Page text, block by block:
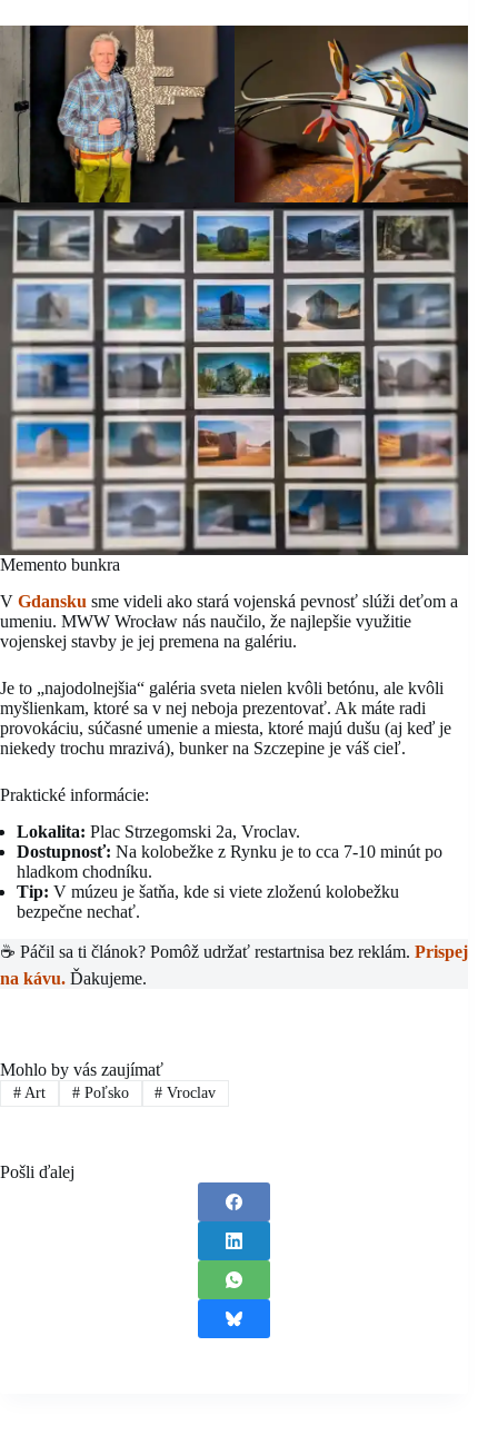
Memento bunkra
V Gdansku sme videli ako stará vojenská pevnosť slúži deťom a
umeniu. MWW Wrocław nás naučilo, že najlepšie využitie
vojenskej stavby je jej premena na galériu.
Je to „najodolnejšia“ galéria sveta nielen kvôli betónu, ale kvôli
myšlienkam, ktoré sa v nej neboja prezentovať. Ak máte radi
provokáciu, súčasné umenie a miesta, ktoré majú dušu (aj keď je
niekedy trochu mrazivá), bunker na Szczepine je váš cieľ.
Praktické informácie:
Lokalita: Plac Strzegomski 2a, Vroclav.
Dostupnosť: Na kolobežke z Rynku je to cca 7-10 minút po
hladkom chodníku.
Tip: V múzeu je šatňa, kde si viete zloženú kolobežku
bezpečne nechať.
☕ Páčil sa ti článok? Pomôž udržať restartnisa bez reklám. Prispej
na kávu. Ďakujeme.
Mohlo by vás zaujímať
#Art #Poľsko # Vroclav
Pošli ďalej